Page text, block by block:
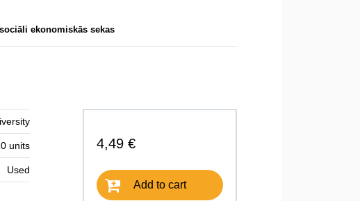
ekonomiskās sekas
4,49 €
Add to cart
units
Used